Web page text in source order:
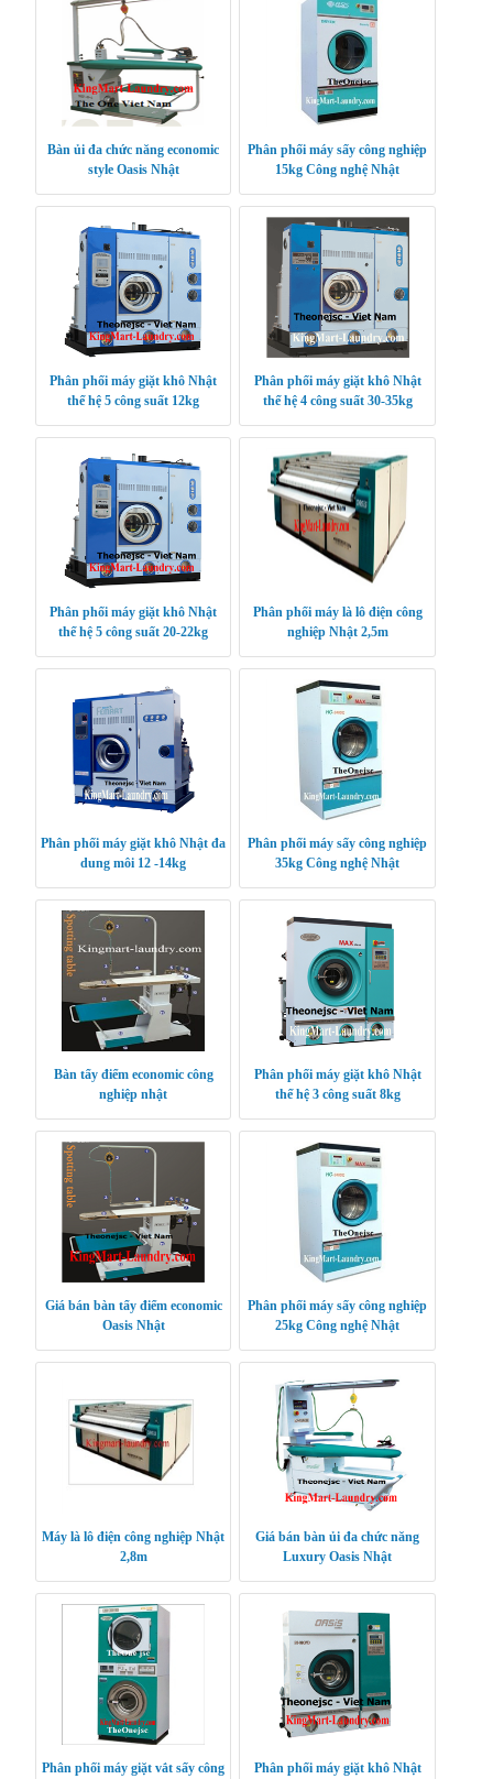
Bàn ủi đa chức năng economic
style Oasis Nhật
Phân phối máy sấy công nghiệp
15kg Công nghệ Nhật
Phân phối máy giặt khô Nhật
thế hệ 5 công suất 12kg
Phân phối máy giặt khô Nhật
thế hệ 4 công suất 30-35kg
Phân phối máy giặt khô Nhật
thế hệ 5 công suất 20-22kg
Phân phối máy là lô điện công
nghiệp Nhật 2,5m
Phân phối máy giặt khô Nhật đa
dung môi 12 -14kg
Phân phối máy sấy công nghiệp
35kg Công nghệ Nhật
Bàn tẩy điểm economic công
nghiệp nhật
Phân phối máy giặt khô Nhật
thế hệ 3 công suất 8kg
Giá bán bàn tẩy điểm economic
Oasis Nhật
Phân phối máy sấy công nghiệp
25kg Công nghệ Nhật
Máy là lô điện công nghiệp Nhật
2,8m
Giá bán bàn ủi đa chức năng
Luxury Oasis Nhật
Phân phối máy giặt vắt sấy công
Phân phối máy giặt khô Nhật